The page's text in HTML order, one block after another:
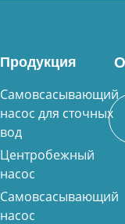
Продукция
Самовсасывающий
насос для сточных
вод
Центробежный
насос
Самовсасывающий
насос